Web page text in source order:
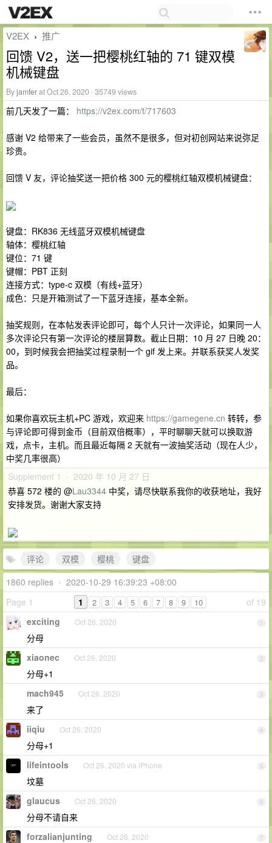
V2EX › 推广
回馈 V2，送一把樱桃红轴的 71 键双模
机械键盘
Byjamferat Oct 26, 2020 · 35749 views
前几天发了一篇： https://v2ex.com/t/717603
感谢 V2 给带来了一些会员，虽然不是很多，但对初创网站来说弥足
珍贵。
回馈 V 友，评论抽奖送一把价格 300 元的樱桃红轴双模机械键盘：
键盘：RK836 无线蓝牙双模机械键盘
轴体：樱桃红轴
键位：71 键
键帽：PBT 正刻
连接方式：type-c 双模（有线+蓝牙）
成色：只是开箱测试了一下蓝牙连接，基本全新。
抽奖规则，在本帖发表评论即可，每个人只计一次评论，如果同一人
多次评论只有第一次评论的楼层算数。截止日期：10 月 27 日晚 20：
00，到时候我会把抽奖过程录制一个 gif 发上来。并联系获奖人发奖
品。
最后：
如果你喜欢玩主机+PC 游戏，欢迎来 https://gamegene.cn 转转，参
与评论即可得到金币（目前双倍概率），平时聊聊天就可以换取游
戏，点卡，主机。而且最近每隔 2 天就有一波抽奖活动（现在人少，
中奖几率很高）
Supplement 1 · 2020 年 10 月 27 日
恭喜 572 楼的 @Lau3344 中奖，请尽快联系我你的收获地址，我好
安排发货。谢谢大家支持
评论 双模 樱桃
键盘
1860 replies • 2020-10-29 16:39:23 +08:00
Page 1
of 19
1 2 3 4 5 6 7 8 9 10
1
exciting Oct 26, 2020
分母
2
xiaonec Oct 26, 2020
分母+1
3
mach945 Oct 26, 2020
来了
4
iiqiu Oct 26, 2020
分母+1
5
lifeintools Oct 26, 2020 via iPhone
坟墓
6
glaucus Oct 26, 2020
分母不请自来
7
forzalianjunting Oct 26, 2020